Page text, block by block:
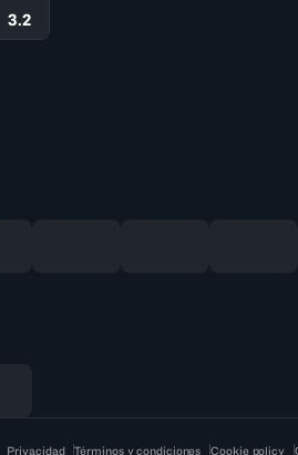
3.2
Privacidad Términos y condiciones Cookie policy